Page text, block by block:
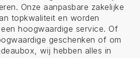
Onze aanpasbare zakelijke
topkwaliteit en worden
hoogwaardige service. Of
geschenken of om
wij hebben alles in